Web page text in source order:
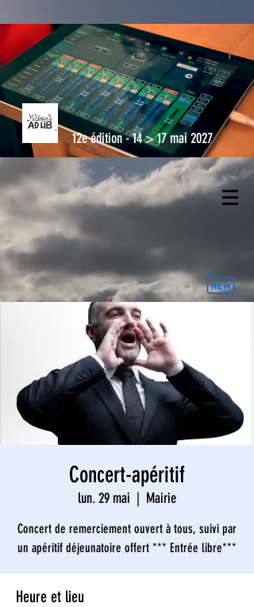
12e édition - 14 > 17 mai 2027
Concert-apéritif
lun. 29 mai
  |
Mairie
Concert de remerciement ouvert à tous, suivi par
un apéritif déjeunatoire offert *** Entrée libre***
Heure et lieu